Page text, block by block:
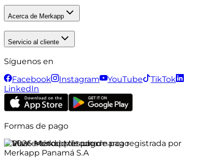
Acerca de Merkapp
Servicio al cliente
Síguenos en
Facebook
Instagram YouTube
TikTok
LinkedIn
Formas de pago
©2026Merkapp es una marca registrada por
Merkapp Panamá S.A